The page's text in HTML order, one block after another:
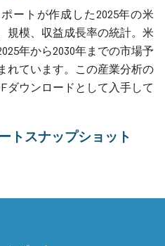
ートが作成した2025年の米
規模、収益成長率の統計。米
年から2030年までの市場予
れています。この産業分析の
ダウンロードとして入手して
トスナップショット